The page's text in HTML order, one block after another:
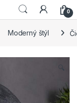
0
Moderný štýl
🔍